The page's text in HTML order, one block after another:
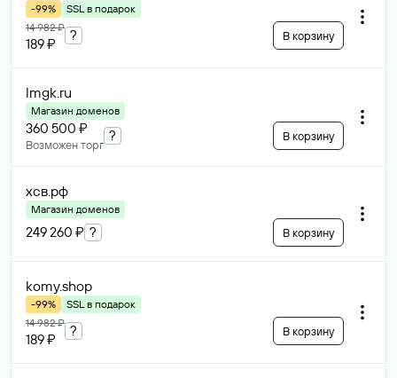
-99%
SSL в подарок
14 982 ₽
189 ₽
? В корзину
lmgk.ru
Магазин доменов
360 500 ₽
Возможен торг
? В корзину
хсв.рф
Магазин доменов
249 260 ₽ ? В корзину
komy.shop
-99%
SSL в подарок
14 982 ₽
189 ₽
? В корзину